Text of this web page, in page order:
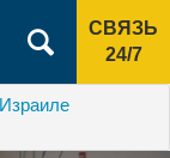
СВЯЗЬ
24/7